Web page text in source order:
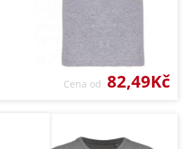
Cena od 82,49Kč